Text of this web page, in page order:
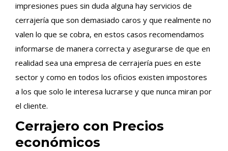
impresiones pues sin duda alguna hay servicios de
cerrajería que son demasiado caros y que realmente no
valen lo que se cobra, en estos casos recomendamos
informarse de manera correcta y asegurarse de que en
realidad sea una empresa de cerrajería pues en este
sector y como en todos los oficios existen impostores
a los que solo le interesa lucrarse y que nunca miran por
el cliente.
Cerrajero con Precios
económicos